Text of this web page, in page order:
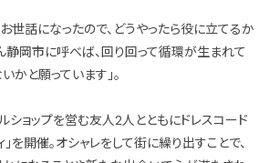
世話になったので、どうやったら役に立てるか
静岡市に呼べば、回り回って循環が生まれて
かと願っています」。
ショップを営む友人2人とともにドレスコード
を開催。オシャレをして街に繰り出すことで、